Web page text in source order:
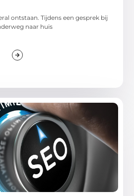
ontstaan. Tijdens een gesprek bij
naar huis